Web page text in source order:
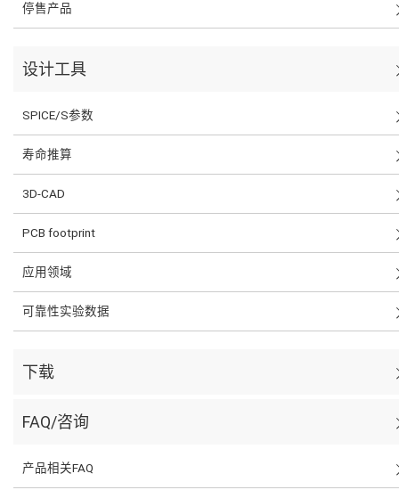
停售产品
设计工具
SPICE/S参数
寿命推算
3D-CAD
PCB footprint
应用领域
可靠性实验数据
下载
FAQ/咨询
产品相关FAQ